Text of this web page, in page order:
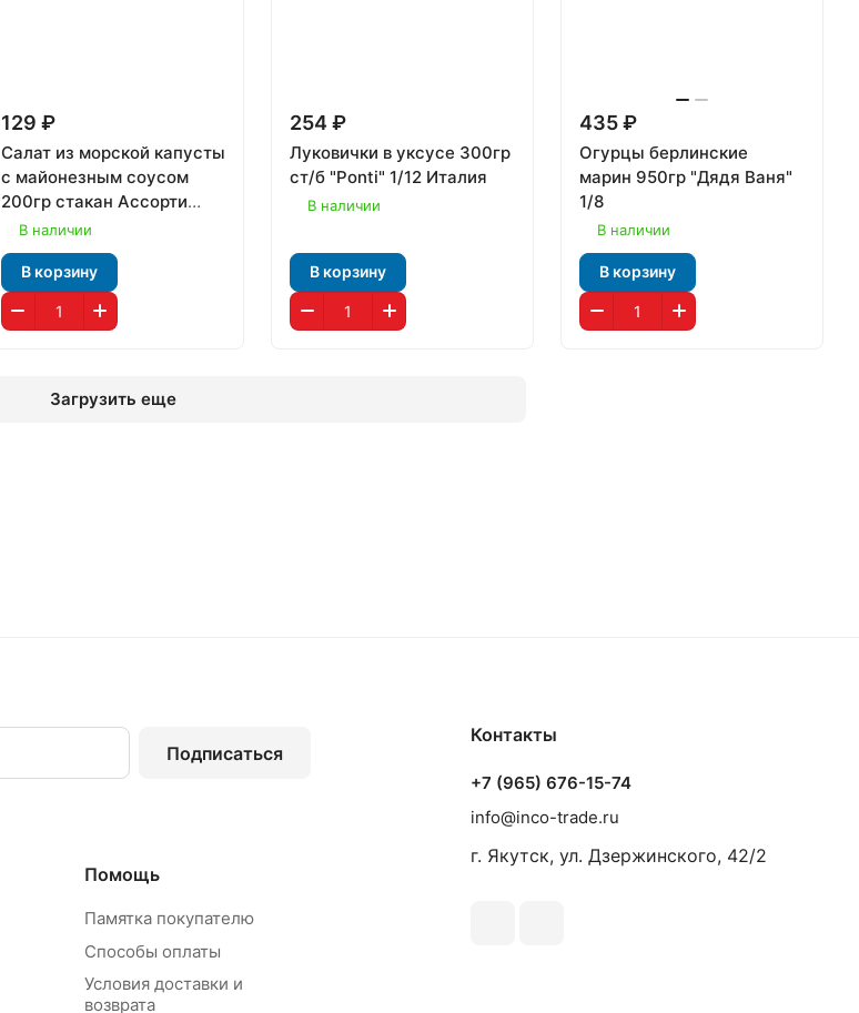
129 ₽
Салат из морской капусты
с майонезным соусом
200гр стакан Ассорти
1/24
В наличии
В корзину
254 ₽
Луковички в уксусе 300гр
ст/б "Ponti" 1/12 Италия
В наличии
В корзину
435 ₽
Огурцы берлинские
марин 950гр "Дядя Ваня"
1/8
В наличии
В корзину
Загрузить еще
Подписаться
Помощь
Памятка покупателю
Способы оплаты
Условия доставки и
возврата
Контакты
+7 (965) 676-15-74
info@inco-trade.ru
г. Якутск, ул. Дзержинского, 42/2